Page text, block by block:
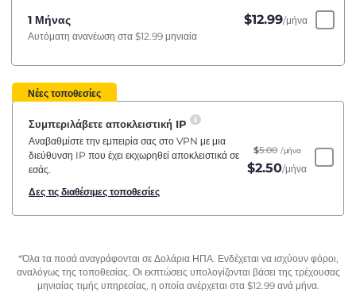
1 Μήνας $12.99/μήνα
Αυτόματη ανανέωση στα $12.99 μηνιαία
Νέες τοποθεσίες
Συμπεριλάβετε αποκλειστική IP
Αναβαθμίστε την εμπειρία σας στο VPN με μια
διεύθυνση IP που έχει εκχωρηθεί αποκλειστικά σε
εσάς.
Δες τις διαθέσιμες τοποθεσίες
$5.00 /μήνα
$2.50/μήνα
*Όλα τα ποσά αναγράφονται σε Δολάρια ΗΠΑ. Ενδέχεται να ισχύουν φόροι,
αναλόγως της τοποθεσίας. Οι εκπτώσεις υπολογίζονται βάσει της τρέχουσας
μηνιαίας τιμής υπηρεσίας, η οποία ανέρχεται στα $12.99ανά μήνα.